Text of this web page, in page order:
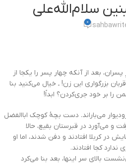
سلام‌الله‌علی
0
پسران، بعد از آنکه چهار پسر را یکجا از
بزرگواری این زن! ـ خیال می‌کنید بنا
را بر خود جری‌کردن؟ ابداً!
می‌باراند. دست بچۀ کوچک اباالفضل
و می‌آورد در قبرستان بقیع، حالا
در کربلا افتادند و دفن شدند، اما او
کجا افتادند.
بالای سر اینها، بعد بنا می‌کرد